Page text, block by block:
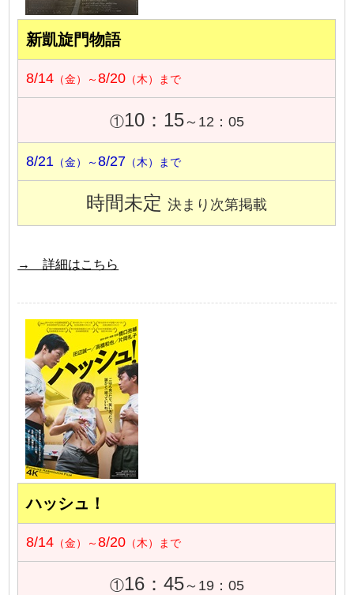
新凱旋門物語
8/14 （金）～8/20 （木）まで
①10：15～12：05
8/21 （金）～8/27 （木）まで
時間未定決まり次第掲載
→ 詳細はこちら
ハッシュ！
8/14 （金）～8/20 （木）まで
①16：45～19：05